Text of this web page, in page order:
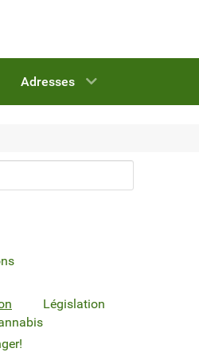
Adresses
Législation